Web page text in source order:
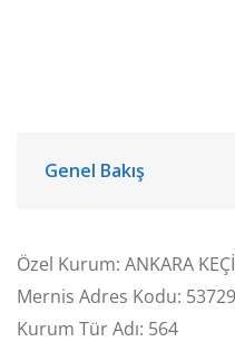
Genel Bakış
Özel Kurum: ANKARA
Mernis Adres Kodu:
Kurum Tür Adı: 564